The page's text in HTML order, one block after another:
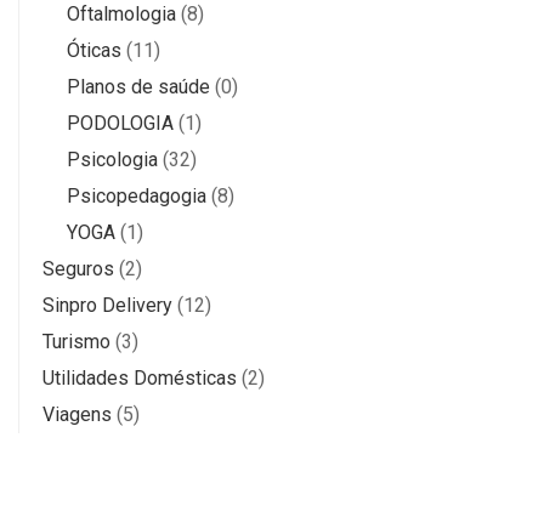
Oftalmologia (8)
Óticas (11)
Planos de saúde (0)
PODOLOGIA (1)
Psicologia (32)
Psicopedagogia (8)
YOGA (1)
Seguros (2)
Sinpro Delivery (12)
Turismo (3)
Utilidades Domésticas (2)
Viagens (5)